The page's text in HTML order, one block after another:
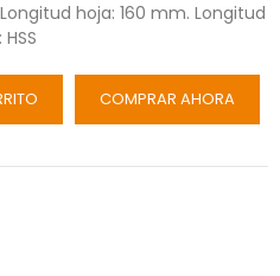
Longitud hoja: 160 mm. Longitud
COMPRAR AHORA